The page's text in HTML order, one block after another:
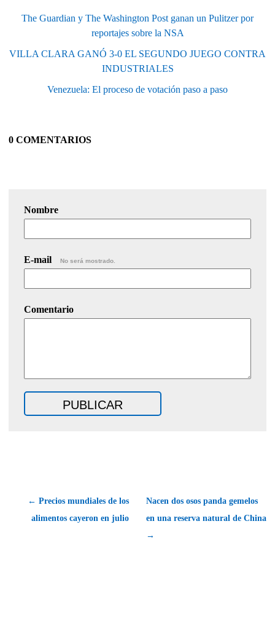
The Guardian y The Washington Post ganan un Pulitzer por
reportajes sobre la NSA
VILLA CLARA GANÓ 3-0 EL SEGUNDO JUEGO CONTRA
INDUSTRIALES
Venezuela: El proceso de votación paso a paso
0 COMENTARIOS
Nombre
E-mail No será mostrado.
Comentario
← Precios mundiales de los
alimentos cayeron en julio
Nacen dos osos panda gemelos
en una reserva natural de China
→